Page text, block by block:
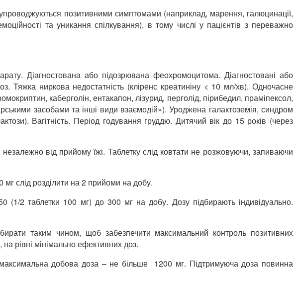
позитивними симптомами (наприклад, марення, галюцинації,
та уникання спілкування), в тому числі у пацієнтів з переважно
Діагностована або підозрювана феохромоцитома. Діагностовані або
Тяжка ниркова недостатність (кліренс креатиніну < 10 мл/хв). Одночасне
каберголін, ентакапон, лізурид, перголід, пірибедил, праміпексол,
засобами та інші види взаємодій»). Уроджена галактоземія, синдром
Вагітність. Період годування груддю. Дитячий вік до 15 років (через
від прийому їжі. Таблетку слід ковтати не розжовуючи, запиваючи
слід розділити на 2 прийоми на добу.
(1/2 таблетки 100 мг) до 300 мг на добу. Дозу підбирають індивідуально.
таким чином, щоб забезпечити максимальний контроль позитивних
рівні мінімально ефективних доз.
добова доза – не більше 1200 мг. Підтримуюча доза повинна